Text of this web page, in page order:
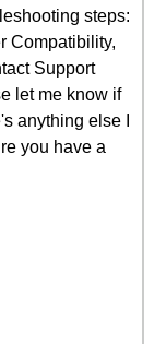
steps:
Compatibility,
Support
let me know if
anything else I
you have a